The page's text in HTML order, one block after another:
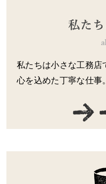
私たちは小さな工務店
心を込めた丁寧な仕事。